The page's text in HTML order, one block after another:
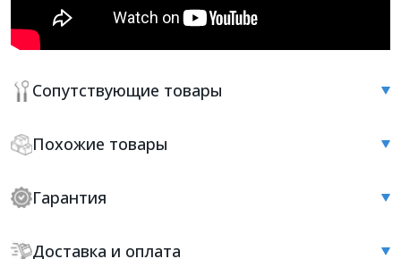
Сопутствующие товары
Похожие товары
Гарантия
Доставка и оплата